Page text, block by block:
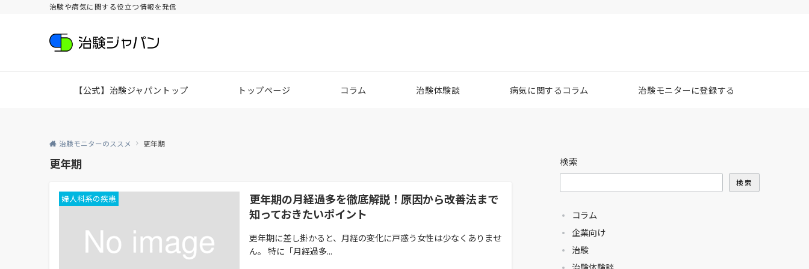
治験や病気に関する役立つ情報を発信
【公式】治験ジャパントップ トップページ コラム 治験体験談 病気に関するコラム 治験モニターに登録する
治験モニターのススメ 更年期
更年期
婦人科系の疾患
更年期の月経過多を徹底解説！原因から改善法まで
知っておきたいポイント
更年期に差し掛かると、月経の変化に戸惑う女性は少なくありませ
ん。 特に「月経過多...
検索
検索
コラム
企業向け
治験